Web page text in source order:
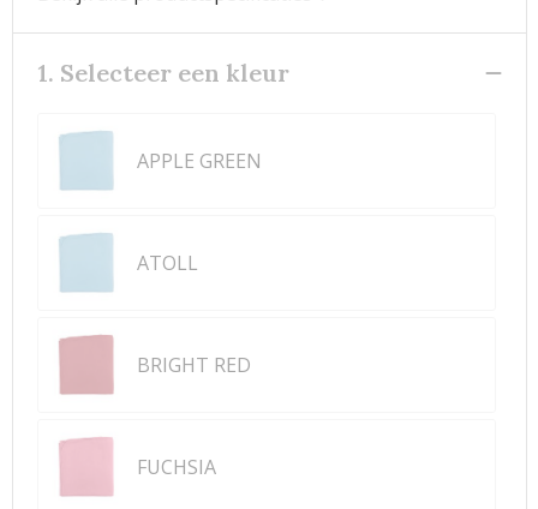
1. Selecteer een kleur
APPLE GREEN
ATOLL
BRIGHT RED
FUCHSIA